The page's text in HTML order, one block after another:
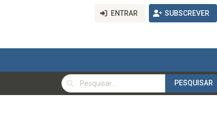
ENTRAR SUBSCREVER
PESQUISAR
PESQUISAR